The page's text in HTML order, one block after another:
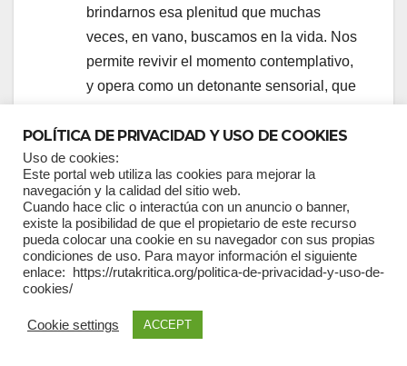
brindarnos esa plenitud que muchas
veces, en vano, buscamos en la vida. Nos
permite revivir el momento contemplativo,
y opera como un detonante sensorial, que
goce y de vida, aún en medio de un
escenario cotidiano, que puede ser hostil.
Gracias al juego, la fiesta, o el arte podemos
salir de nosotros mismos, conocer lo que ven o
lo que viven otras personas, cuya existencia y
experiencia no es la misma que la nuestra.
Expresiones artísticas que nos serían
desconocidas, y que nos transportan a mundos
POLÍTICA DE PRIVACIDAD Y USO DE COOKIES
Uso de cookies:
Este portal web utiliza las cookies para mejorar la
navegación y la calidad del sitio web.
Cuando hace clic o interactúa con un anuncio o banner,
existe la posibilidad de que el propietario de este recurso
pueda colocar una cookie en su navegador con sus propias
condiciones de uso. Para mayor información el siguiente
enlace: https://rutakritica.org/politica-de-privacidad-y-uso-de-
cookies/
Cookie settings ACCEPT